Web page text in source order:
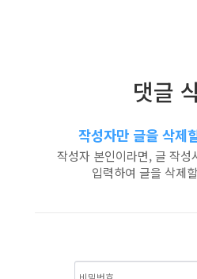
댓글
작성자만 글을 삭제
작성자 본인이라면, 글 작성
입력하여 글을 삭제